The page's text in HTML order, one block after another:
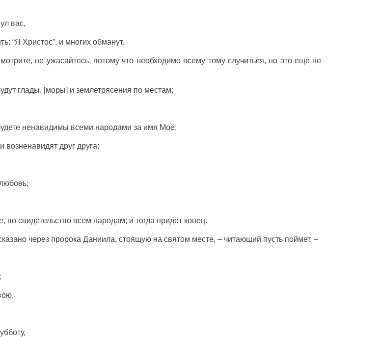
вас,
“Я Христос”, и многих обманут.
не ужасайтесь, потому что необходимо всему тому случиться, но это ещё не
глады, [моры] и землетрясения по местам;
ненавидимы всеми народами за имя Моё;
возненавидят друг друга;
свидетельство всем народам; и тогда придёт конец.
через пророка Даниила, стоящую на святом месте, – читающий пусть поймет, –